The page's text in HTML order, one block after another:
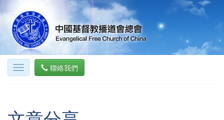
聯絡我們